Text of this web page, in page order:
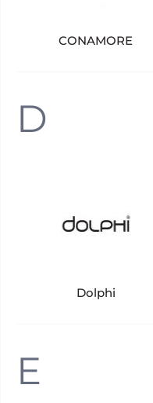
CONAMORE
D
Dolphi
E